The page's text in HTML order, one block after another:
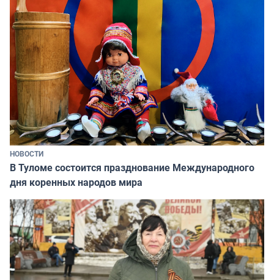
НОВОСТИ
В Туломе состоится празднование Международного
дня коренных народов мира